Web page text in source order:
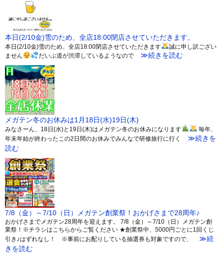
本日(2/10金)雪のため、全店18:00閉店させていただきます。
本日(2/10金)雪のため、全店18:00閉店させていただきます
誠に申し訳ござい
ません
だいぶ道が渋滞しているようなので≫続きを読む
メガテン冬のお休みは1月18日(水)19日(木)
みなさーん、18日(水)と19日(木)はメガテン冬のお休みになります
毎年、
年末年始が終わったこの2日間のお休みでみんなで研修旅行に行く
≫続きを
読む
7/8（金）～7/10（日）メガテン創業祭！おかげさまで28周年♪
おかげさまでメガテン28周年を迎えます。 7/8（金）～7/10（日）メガテン創
業祭！※チラシはこちらからご覧ください ★創業祭中、5000円ごとに1回くじ
引き♪はずれなし！ ※事前にお配りしている抽選券も対象ですので、
≫続
きを読む